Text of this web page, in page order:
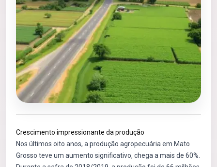
Crescimento impressionante da produção
Nos últimos oito anos, a produção agropecuária em Mato
Grosso teve um aumento significativo, chega a mais de 60%.